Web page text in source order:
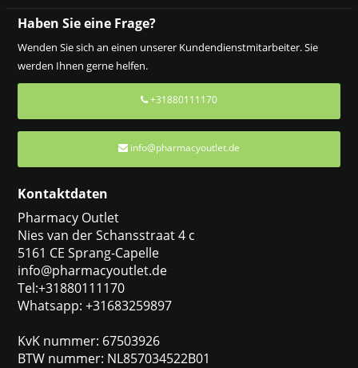
Haben Sie eine Frage?
Wenden Sie sich an einen unserer Kundendienstmitarbeiter. Sie
werden Ihnen gerne helfen.
+31880111170
info@pharmacyoutlet.de
Kontaktdaten
Pharmacy Outlet
Nies van der Schansstraat 4 c
5161 CE Sprang-Capelle
info@pharmacyoutlet.de
Tel:+31880111170
Whatsapp: +31683259897
KvK nummer: 67503926
BTW nummer: NL857034522B01